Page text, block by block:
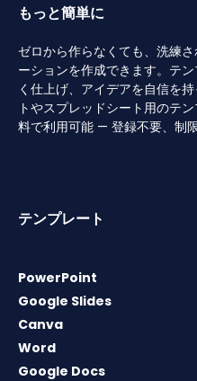
もっと簡単に
ゼロから作らなくても、洗練
ーションを作成できます。テ
く仕上げ、アイデアを自信を
トやスプレッドシート用のテ
料で利用可能 — 登録不要、制限
テンプレート
PowerPoint
Google Slides
Canva
Word
Google Docs